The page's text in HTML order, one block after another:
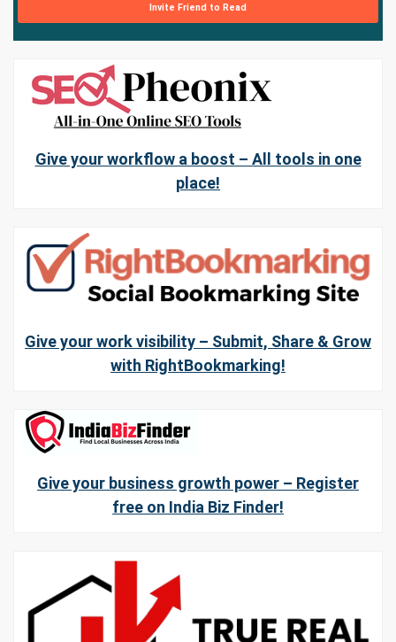
Invite Friend to Read
Give your workflow a boost – All tools in one
place!
Give your work visibility – Submit, Share & Grow
with RightBookmarking!
Give your business growth power – Register
free on India Biz Finder!